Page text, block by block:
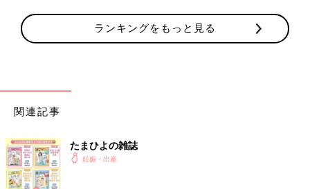
襲いかかる陣痛の波に耐えられなくなる。
15:30
ただこの痛みがMAXじゃないことに絶望。
15:40
夫が私の様子を見かねて、
で承諾。
緊急の無痛分娩も対応してくれる病院だったためお願いしてみ
る。病院側も承諾、すぐに促進剤の効きや内診して無痛分娩に切
ランキングをもっと見る
関連記事
たまひよの雑誌
妊娠・出産